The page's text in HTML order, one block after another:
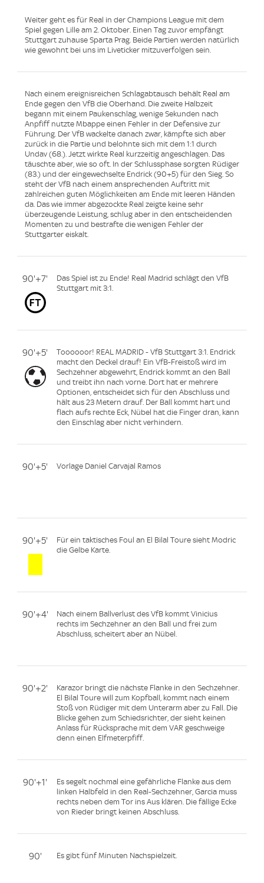
Weiter geht es für Real in der Champions League mit dem
Spiel gegen Lille am 2. Oktober. Einen Tag zuvor empfängt
Stuttgart zuhause Sparta Prag. Beide Partien werden natürlich
wie gewohnt bei uns im Liveticker mitzuverfolgen sein.
Nach einem ereignisreichen Schlagabtausch behält Real am
Ende gegen den VfB die Oberhand. Die zweite Halbzeit
begann mit einem Paukenschlag, wenige Sekunden nach
Anpfiff nutzte Mbappe einen Fehler in der Defensive zur
Führung. Der VfB wackelte danach zwar, kämpfte sich aber
zurück in die Partie und belohnte sich mit dem 1:1 durch
Undav (68.). Jetzt wirkte Real kurzzeitig angeschlagen. Das
täuschte aber, wie so oft. In der Schlussphase sorgten Rüdiger
(83.) und der eingewechselte Endrick (90+5) für den Sieg. So
steht der VfB nach einem ansprechenden Auftritt mit
zahlreichen guten Möglichkeiten am Ende mit leeren Händen
da. Das wie immer abgezockte Real zeigte keine sehr
überzeugende Leistung, schlug aber in den entscheidenden
Momenten zu und bestrafte die wenigen Fehler der
Stuttgarter eiskalt.
90'+7'
Das Spiel ist zu Ende! Real Madrid schlägt den VfB
Stuttgart mit 3:1.
90'+5'
Toooooor! REAL MADRID - VfB Stuttgart 3:1. Endrick
macht den Deckel drauf! Ein VfB-Freistoß wird im
Sechzehner abgewehrt, Endrick kommt an den Ball
und treibt ihn nach vorne. Dort hat er mehrere
Optionen, entscheidet sich für den Abschluss und
hält aus 23 Metern drauf. Der Ball kommt hart und
flach aufs rechte Eck, Nübel hat die Finger dran, kann
den Einschlag aber nicht verhindern.
90'+5' Vorlage Daniel Carvajal Ramos
90'+5'
Für ein taktisches Foul an El Bilal Toure sieht Modric
die Gelbe Karte.
90'+4'
Nach einem Ballverlust des VfB kommt Vinicius
rechts im Sechzehner an den Ball und frei zum
Abschluss, scheitert aber an Nübel.
90'+2'
Karazor bringt die nächste Flanke in den Sechzehner.
El Bilal Toure will zum Kopfball, kommt nach einem
Stoß von Rüdiger mit dem Unterarm aber zu Fall. Die
Blicke gehen zum Schiedsrichter, der sieht keinen
Anlass für Rücksprache mit dem VAR geschweige
denn einen Elfmeterpfiff.
90'+1'
Es segelt nochmal eine gefährliche Flanke aus dem
linken Halbfeld in den Real-Sechzehner, Garcia muss
rechts neben dem Tor ins Aus klären. Die fällige Ecke
von Rieder bringt keinen Abschluss.
90' Es gibt fünf Minuten Nachspielzeit.